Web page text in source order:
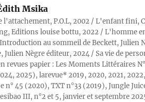
Msika
l'attachement, P.O.L, 2002 / L'enfant fini,
Editions louise bottu, 2022 / L'homme
au sommeil de Beckett, Julien
Julien Nègre éditeur, 2024 / Sa vie de
revues papier : Les Moments Littéraires
2025), larevue* 2019, 2020, 2021,
n° 45 (2020), TXT n°33 (2019), Jungle
III, n°2 et 5, janvier et septembre